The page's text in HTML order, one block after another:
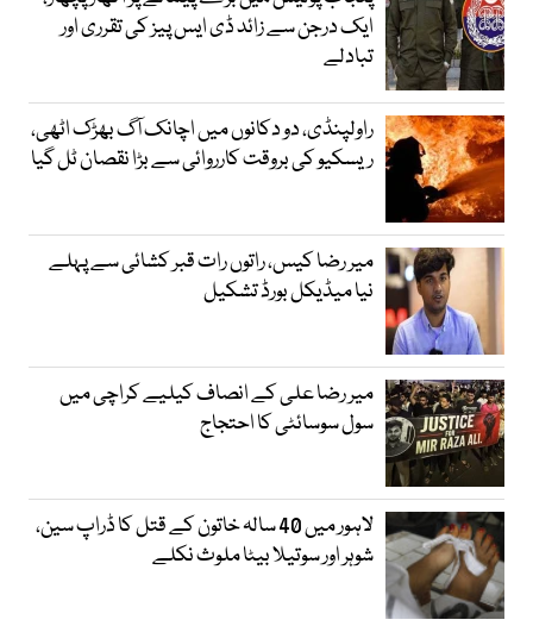
ایک درجن سے زائد ڈی ایس پیز کی تقرری اور
تبادلے
راولپنڈی، دو دکانوں میں اچانک آگ بھڑک اٹھی،
ریسکیو کی بروقت کارروائی سے بڑا نقصان ٹل گیا
میر رضا کیس، راتوں رات قبر کشائی سے پہلے
نیا میڈیکل بورڈ تشکیل
میر رضا علی کے انصاف کیلیے کراچی میں
سول سوسائٹی کا احتجاج
لاہور میں 40 سالہ خاتون کے قتل کا ڈراپ سین،
شوہر اور سوتیلا بیٹا ملوث نکلے